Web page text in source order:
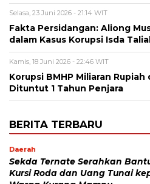
Selasa, 23 Juni 2026 - 21:14 WIT
Fakta Persidangan: Aliong
dalam Kasus Korupsi Isda
Kamis, 18 Juni 2026 - 22:46 WIT
Korupsi BMHP Miliaran Rupiah
Dituntut 1 Tahun Penjara
BERITA TERBARU
Daerah
Sekda Ternate Serahkan
Kursi Roda dan Uang Tunai